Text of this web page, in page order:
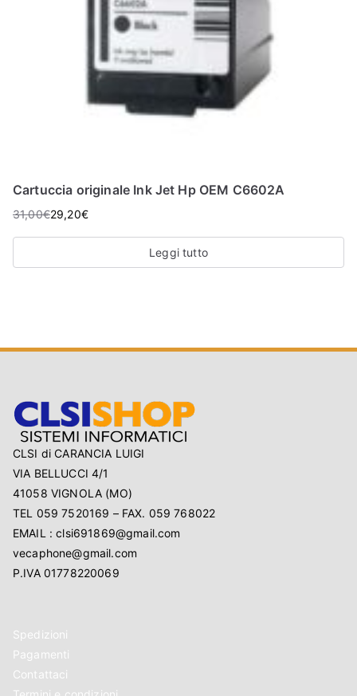
Cartuccia originale Ink Jet Hp OEM C6602A
31,00€29,20€
Leggi tutto
CLSI di CARANCIA LUIGI
VIA BELLUCCI 4/1
41058 VIGNOLA (MO)
TEL 059 7520169 – FAX. 059 768022
EMAIL : clsi691869@gmail.com
vecaphone@gmail.com
P.IVA 01778220069
Spedizioni
Pagamenti
Contattaci